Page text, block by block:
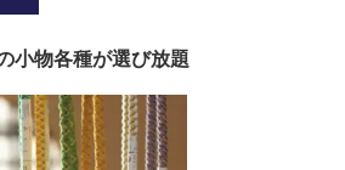
小物各種が選び放題